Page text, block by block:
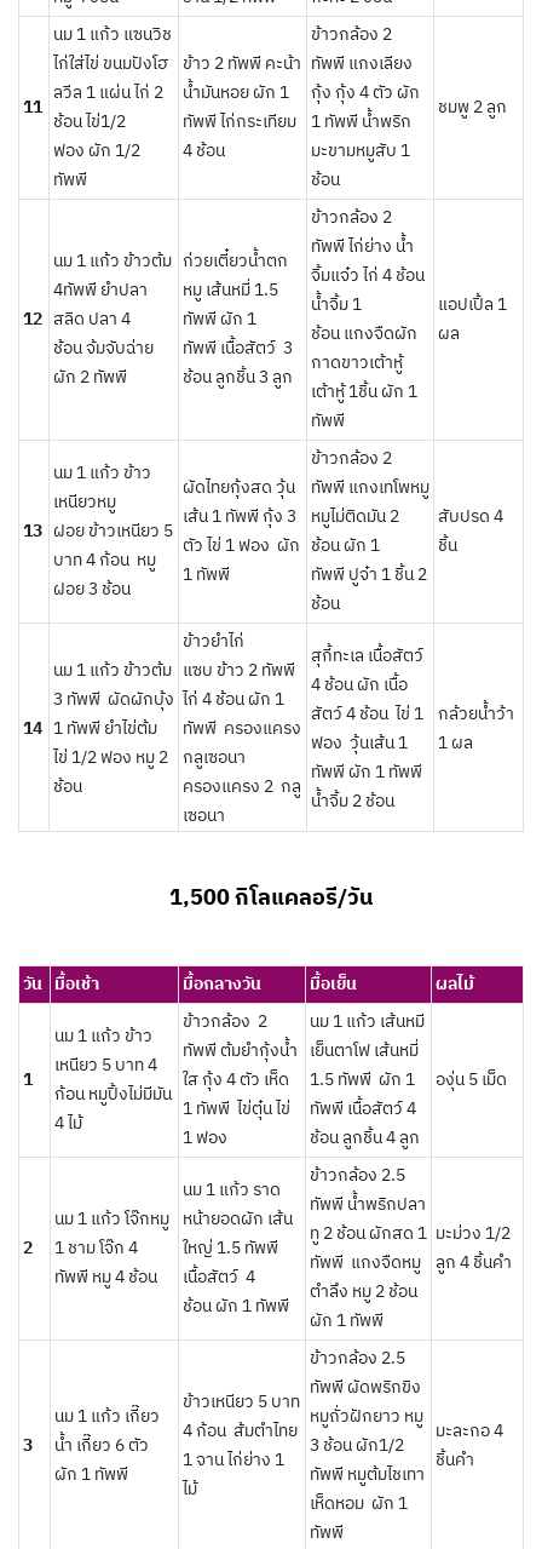
11
นม 1 แก้ว แซนวิช
ไก่ใส่ไข่ ขนมปังโฮ
ลวีล 1 แผ่น ไก่ 2
ช้อน ไข่1/2
ฟอง ผัก 1/2
ทัพพี
ข้าว 2 ทัพพี คะน้า
น้ำมันหอย ผัก 1
ทัพพี ไก่กระเทียม
4 ช้อน
ข้าวกล้อง 2
ทัพพี แกงเลียง
กุ้ง กุ้ง 4 ตัว ผัก
1 ทัพพี น้ำพริก
มะขามหมูสับ 1
ช้อน
ชมพู 2 ลูก
12
นม 1 แก้ว ข้าวต้ม
4ทัพพี ยำปลา
สลิด ปลา 4
ช้อน จ้มจับฉ่าย
ผัก 2 ทัพพี
ก่วยเตี๋ยวน้ำตก
หมู เส้นหมี่ 1.5
ทัพพี ผัก 1
ทัพพี เนื้อสัตว์ 3
ช้อน ลูกชิ้น 3 ลูก
ข้าวกล้อง 2
ทัพพี ไก่ย่าง น้ำ
จิ้มแจ๋ว ไก่ 4 ช้อน
น้ำจิ้ม 1
ช้อน แกงจืดผัก
กาดขาวเต้าหู้
เต้าหู้ 1ชิ้น ผัก 1
ทัพพี
แอปเปิ้ล 1
ผล
13
นม 1 แก้ว ข้าว
เหนียวหมู
ฝอย ข้าวเหนียว 5
บาท 4 ก้อน หมู
ฝอย 3 ช้อน
ผัดไทยกุ้งสด วุ้น
เส้น 1 ทัพพี กุ้ง 3
ตัว ไข่ 1 ฟอง ผัก
1 ทัพพี
ข้าวกล้อง 2
ทัพพี แกงเทโพหมู
หมูไม่ติดมัน 2
ช้อน ผัก 1
ทัพพี ปูจ๋า 1 ชิ้น 2
ช้อน
สับปรด 4
ชิ้น
14
นม 1 แก้ว ข้าวต้ม
3 ทัพพี ผัดผักบุ้ง
1 ทัพพี ยำไข่ต้ม
ไข่ 1/2 ฟอง หมู 2
ช้อน
ข้าวยำไก่
แซบ ข้าว 2 ทัพพี
ไก่ 4 ช้อน ผัก 1
ทัพพี ครองแครง
กลูเซอนา
ครองแครง 2 กลู
เซอนา
สุกี้ทะเล เนื้อสัตว์
4 ช้อน ผัก เนื้อ
สัตว์ 4 ช้อน ไข่ 1
ฟอง วุ้นเส้น 1
ทัพพี ผัก 1 ทัพพี
น้ำจิ้ม 2 ช้อน
กล้วยน้ำว้า
1 ผล
1,500 กิโลแคลอรี/วัน
วัน มื้อเช้า มื้อกลางวัน มื้อเย็น ผลไม้
1
นม 1 แก้ว ข้าว
เหนียว 5 บาท 4
ก้อน หมูปิ้งไม่มีมัน
4 ไม้
ข้าวกล้อง 2
ทัพพี ต้มยำกุ้งน้ำ
ใส กุุ้ง 4 ตัว เห็ด
1 ทัพพี ไข่ตุ๋น ไข่
1 ฟอง
นม 1 แก้ว เส้นหมี
เย็นตาโฟ เส้นหมี่
1.5 ทัพพี ผัก 1
ทัพพี เนื้อสัตว์ 4
ช้อน ลูกชิ้น 4 ลูก
องุ่น 5 เม็ด
2
นม 1 แก้ว โจ๊กหมู
1 ชาม โจ๊ก 4
ทัพพี หมู 4 ช้อน
นม 1 แก้ว ราด
หน้ายอดผัก เส้น
ใหญ่ 1.5 ทัพพี
เนื้อสัตว์ 4
ช้อน ผัก 1 ทัพพี
ข้าวกล้อง 2.5
ทัพพี น้ำพริกปลา
ทู 2 ช้อน ผักสด 1
ทัพพี แกงจืดหมู
ตำลึง หมู 2 ช้อน
ผัก 1 ทัพพี
มะม่วง 1/2
ลูก 4 ชิ้นคำ
3
นม 1 แก้ว เกี๊ยว
น้ำ เกี๊ยว 6 ตัว
ผัก 1 ทัพพี
ข้าวเหนียว 5 บาท
4 ก้อน ส้มตำไทย
1 จาน ไก่ย่าง 1
ไม้
ข้าวกล้อง 2.5
ทัพพี ผัดพริกขิง
หมูถั่วฝักยาว หมู
3 ช้อน ผัก1/2
ทัพพี หมูต้มไชเทา
เห็ดหอม ผัก 1
ทัพพี
มะละกอ 4
ชิ้นคำ